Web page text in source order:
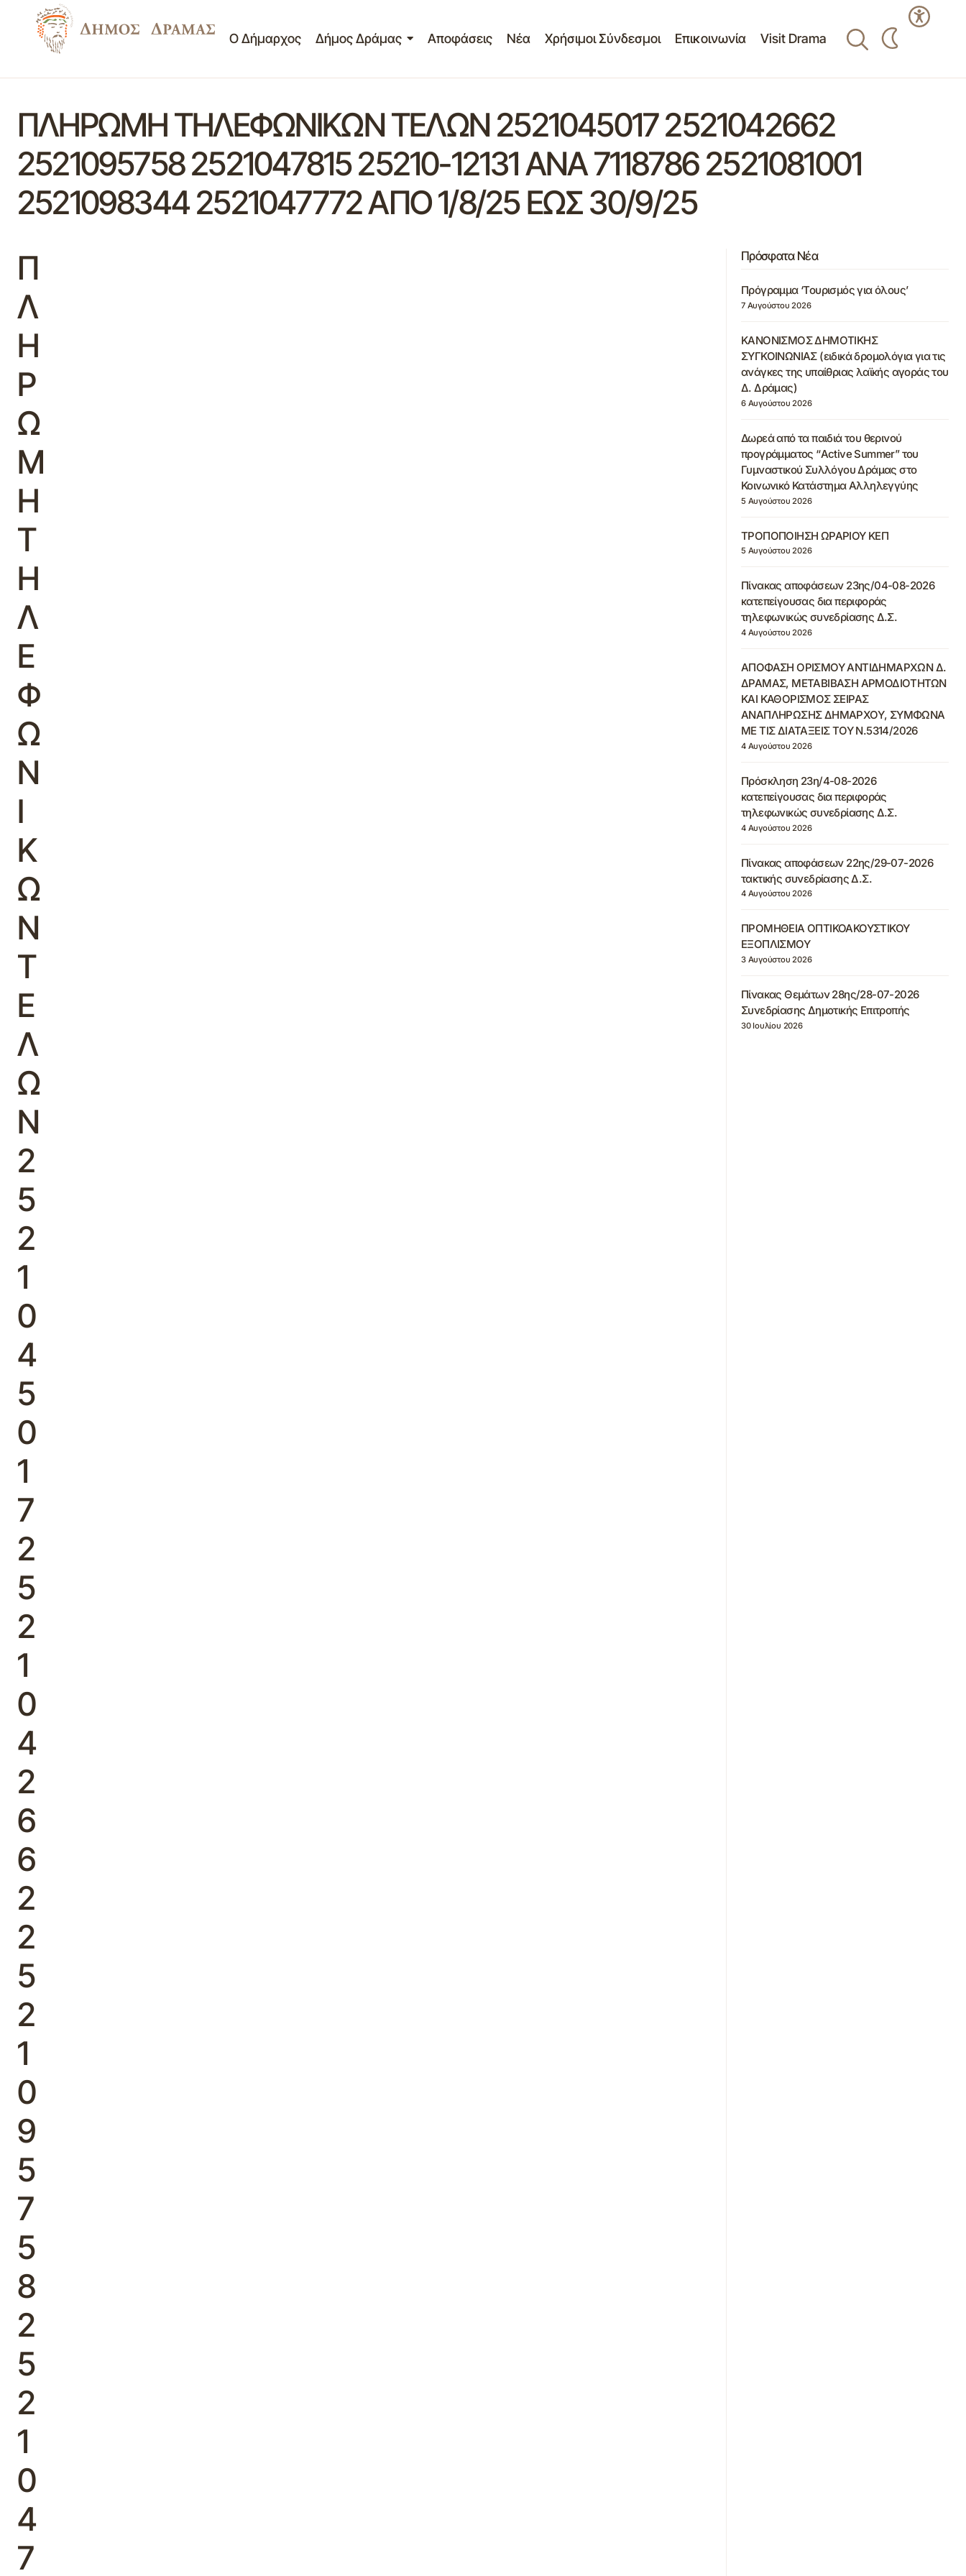
Ο Δήμαρχος Δήμος Δράμας Αποφάσεις Νέα Χρήσιμοι Σύνδεσμοι Επικοινωνία Visit Drama
ΠΛΗΡΩΜΗ ΤΗΛΕΦΩΝΙΚΩΝ ΤΕΛΩΝ 2521045017 2521042662
2521095758 2521047815 25210-12131 ΑΝΑ 7118786 2521081001
2521098344 2521047772 ΑΠΟ 1/8/25 ΕΩΣ 30/9/25
Π
Λ
Η
Ρ
Ω
Μ
Η
Τ
Η
Λ
Ε
Φ
Ω
Ν
Ι
Κ
Ω
Ν
Τ
Ε
Λ
Ω
Ν
2
5
2
1
0
4
5
0
1
7
2
5
2
1
0
4
2
6
6
2
2
5
2
1
0
9
5
7
5
8
2
5
2
1
0
4
7
Πρόσφατα Νέα
Πρόγραμμα ‘Τουρισμός για όλους’
7 Αυγούστου 2026
ΚΑΝΟΝΙΣΜΟΣ ΔΗΜΟΤΙΚΗΣ
ΣΥΓΚΟΙΝΩΝΙΑΣ (ειδικά δρομολόγια για τις
ανάγκες της υπαίθριας λαϊκής αγοράς του
Δ. Δράμας)
6 Αυγούστου 2026
Δωρεά από τα παιδιά του θερινού
προγράμματος “Active Summer” του
Γυμναστικού Συλλόγου Δράμας στο
Κοινωνικό Κατάστημα Αλληλεγγύης
5 Αυγούστου 2026
ΤΡΟΠΟΠΟΙΗΣΗ ΩΡΑΡΙΟΥ ΚΕΠ
5 Αυγούστου 2026
Πίνακας αποφάσεων 23ης/04-08-2026
κατεπείγουσας δια περιφοράς
τηλεφωνικώς συνεδρίασης Δ.Σ.
4 Αυγούστου 2026
ΑΠΟΦΑΣΗ ΟΡΙΣΜΟΥ ΑΝΤΙΔΗΜΑΡΧΩΝ Δ.
ΔΡΑΜΑΣ, ΜΕΤΑΒΙΒΑΣΗ ΑΡΜΟΔΙΟΤΗΤΩΝ
ΚΑΙ ΚΑΘΟΡΙΣΜΟΣ ΣΕΙΡΑΣ
ΑΝΑΠΛΗΡΩΣΗΣ ΔΗΜΑΡΧΟΥ, ΣΥΜΦΩΝΑ
ΜΕ ΤΙΣ ΔΙΑΤΑΞΕΙΣ ΤΟΥ Ν.5314/2026
4 Αυγούστου 2026
Πρόσκληση 23η/4-08-2026
κατεπείγουσας δια περιφοράς
τηλεφωνικώς συνεδρίασης Δ.Σ.
4 Αυγούστου 2026
Πίνακας αποφάσεων 22ης/29-07-2026
τακτικής συνεδρίασης Δ.Σ.
4 Αυγούστου 2026
ΠΡΟΜΗΘΕΙΑ ΟΠΤΙΚΟΑΚΟΥΣΤΙΚΟΥ
ΕΞΟΠΛΙΣΜΟΥ
3 Αυγούστου 2026
Πίνακας Θεμάτων 28ης/28-07-2026
Συνεδρίασης Δημοτικής Επιτροπής
30 Ιουλίου 2026